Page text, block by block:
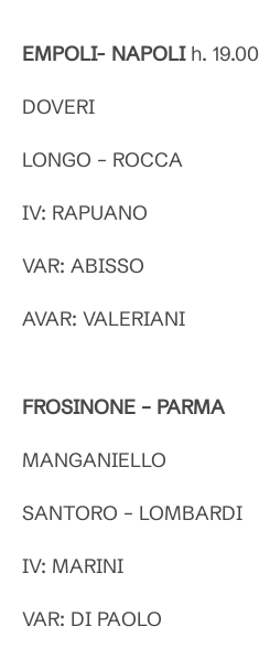
EMPOLI- NAPOLIh. 19.00
DOVERI
LONGO – ROCCA
IV: RAPUANO
VAR: ABISSO
AVAR: VALERIANI
FROSINONE – PARMA
MANGANIELLO
SANTORO – LOMBARDI
IV: MARINI
VAR: DI PAOLO